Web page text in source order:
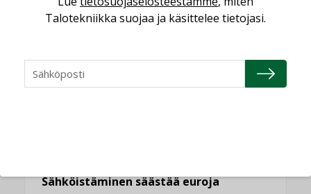
NÄKÖKULMIA
Sähköistäminen säästää euroja
Talotekniikka suojaa ja käsittelee tietojasi.